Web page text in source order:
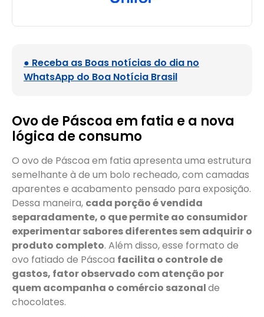
● Receba as Boas notícias do dia no
WhatsApp do Boa Notícia Brasil
Ovo de Páscoa em fatia e a nova
lógica de consumo
O ovo de Páscoa em fatia apresenta uma estrutura
semelhante à de um bolo recheado, com camadas
aparentes e acabamento pensado para exposição.
Dessa maneira, cada porção é vendida
separadamente, o que permite ao consumidor
experimentar sabores diferentes sem adquirir o
produto completo. Além disso, esse formato de
ovo fatiado de Páscoa facilita o controle de
gastos, fator observado com atenção por
quem acompanha o comércio sazonalde
chocolates.